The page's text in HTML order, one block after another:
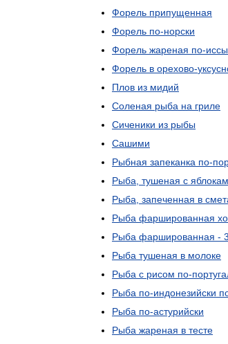
Форель припущенная
Форель по-норски
Форель жареная по-
Форель в орехово-
Плов из мидий
Соленая рыба на гриле
Сиченики из рыбы
Сашими
Рыбная запеканка по-
Рыба тушеная с
Рыба запеченная в
Рыба фаршированная
Рыба фаршированная - 3
Рыба тушеная в молоке
Рыба с рисом по-
Рыба по-индонезийски
Рыба по-астурийски
Рыба жареная в тесте